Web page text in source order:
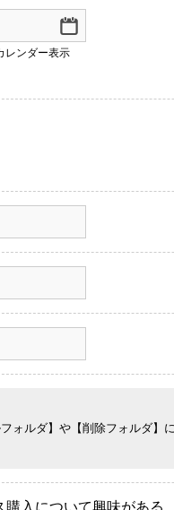
レンダー表示
ォルダ】や【削除フォルダ】